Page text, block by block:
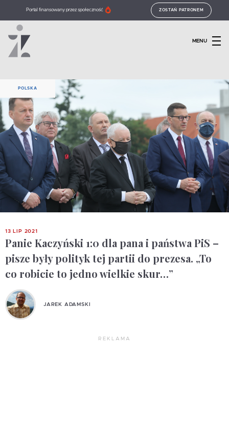
Portal finansowany przez społeczność ZOSTAŃ PATRONEM
MENU
POLSKA
13 LIP 2021
Panie Kaczyński 1:0 dla pana i państwa PiS –
pisze były polityk tej partii do prezesa. „To
co robicie to jedno wielkie skur…”
JAREK ADAMSKI
REKLAMA